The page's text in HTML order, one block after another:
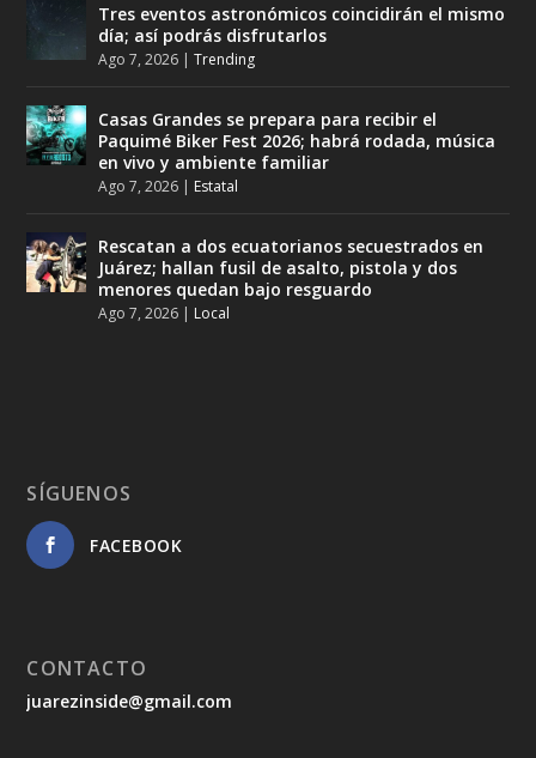
Tres eventos astronómicos coincidirán el mismo
día; así podrás disfrutarlos
Ago 7, 2026 |Trending
Casas Grandes se prepara para recibir el
Paquimé Biker Fest 2026; habrá rodada, música
en vivo y ambiente familiar
Ago 7, 2026 | Estatal
Rescatan a dos ecuatorianos secuestrados en
Juárez; hallan fusil de asalto, pistola y dos
menores quedan bajo resguardo
Ago 7, 2026 | Local
SÍGUENOS
FACEBOOK
CONTACTO
juarezinside@gmail.com